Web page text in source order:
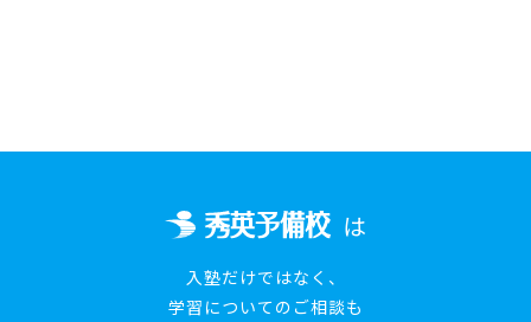
は
入塾だけではなく、
学習についてのご相談も